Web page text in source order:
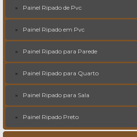
Painel Ripado de Pvc
Painel Ripado em Pvc
Painel Ripado para Parede
Painel Ripado para Quarto
Painel Ripado para Sala
Painel Ripado Preto